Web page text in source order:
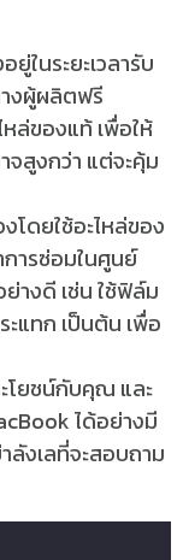
ในระยะเวลารับ
งผู้ผลิตฟรี
ล่ของแท้ เพื่อให้
สูงกว่า แต่จะคุ้ม
โดยใช้อะไหล่ของ
ารซ่อมในศูนย์
างดี เช่น ใช้ฟิล์ม
ะแทก เป็นต้น เพื่อ
โยชน์กับคุณ และ
ได้อย่างมี
ลังเลที่จะสอบถาม